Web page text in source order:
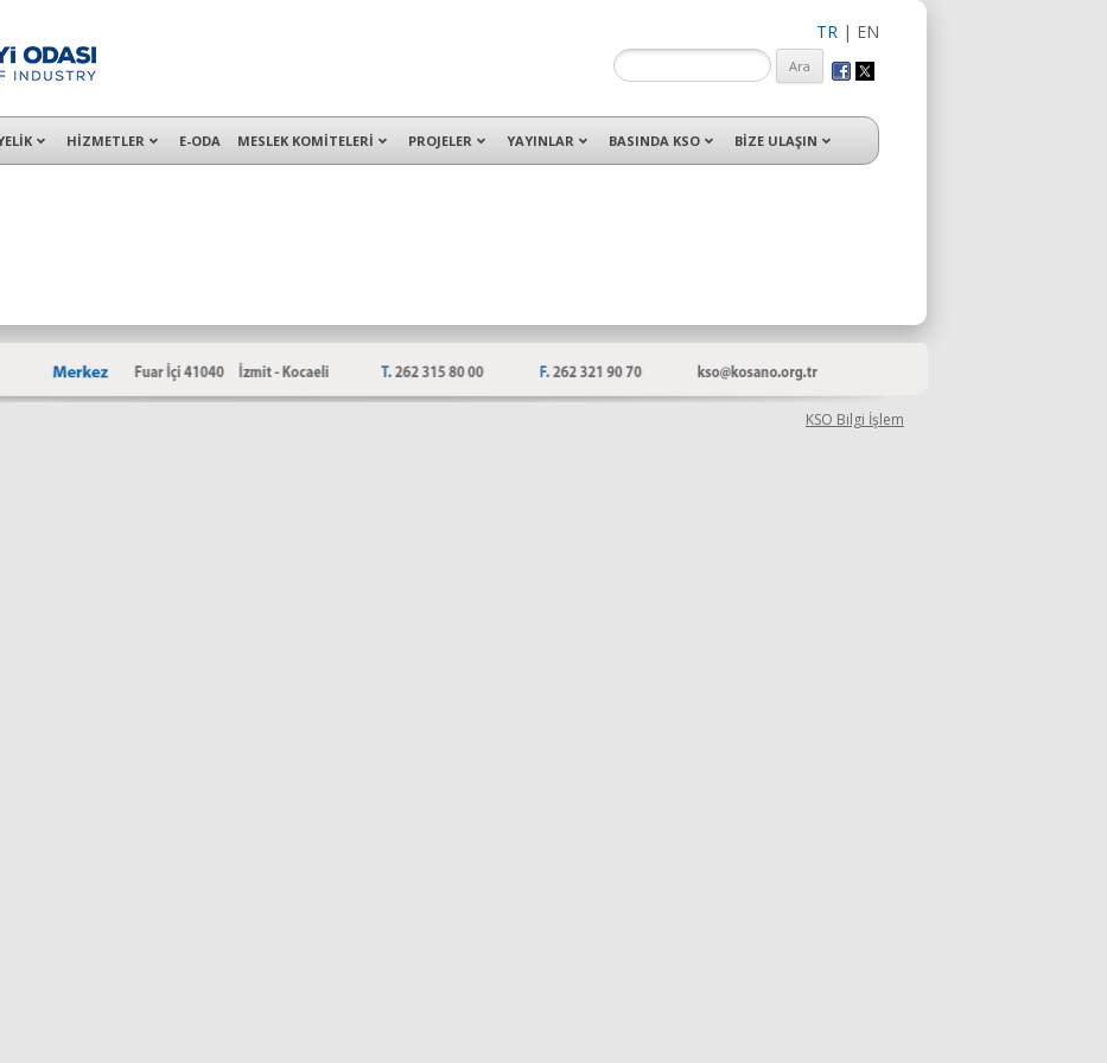
TR | EN
çalışanları ile İzmit Merkez, Çayırova, Dilovası, Gebze ve İMES OSB’deki ofisleri ile hizmet vermektedir.
HİZMETLER E-ODA MESLEK KOMİTELERİ PROJELER YAYINLAR BASINDA KSO BİZE ULAŞIN
KSO Bilgi İşlem